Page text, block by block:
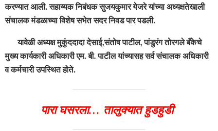
करण्यात आली. सहाय्यक निबंधक सुजयकुमार येजरे यांच्या अध्यक्षतेखाली
संचालक मंडळाच्या विशेष सभेत सदर निवड पार पडली.
यावेळी अध्यक्ष मुकुंददादा देसाई,संतोष पाटील, पांडुरंग तोरगले बँकेचे
मुख्य कार्यकारी अधिकारी एम. बी. पाटील यांच्यासह सर्व संचालक अधिकारी
व कर्मचारी उपस्थित होते.
पारा घसरला… तालुक्यात हुडहुडी